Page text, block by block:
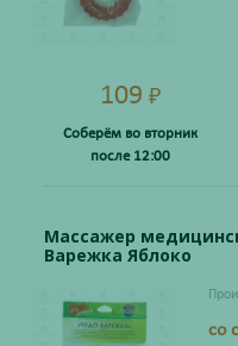
109 ₽
Соберём во вторник
после 12:00
Массажер
Варежка Яблоко
со